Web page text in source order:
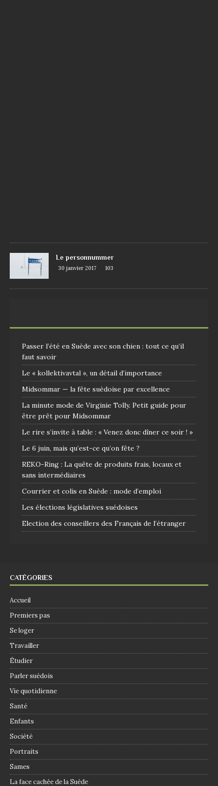
Le personnummer
30 janvier 2017 103
Passer l’été en Suède avec son chien : tout ce qu’il
faut savoir
Le « kollektivavtal », un détail d’importance
Midsommar — la fête suédoise par excellence
La minute mode de Virginie Tolly. Petit guide pour
être prêt pour Midsommar
Le rire s’invite à table : « Venez donc dîner ce soir ! »
Le 6 juin, mais qu’est-ce qu’on fête ?
REKO-Ring : La quête de produits frais, locaux et
sans intermédiaires
Courrier et colis en Suède : mode d’emploi
Les élections législatives suédoises
Election des conseillers des Français de l’étranger
CATÉGORIES
Accueil
Premiers pas
Se loger
Travailler
Étudier
Parler suédois
Vie quotidienne
Santé
Enfants
Société
Portraits
Sames
La face cachée de la Suède